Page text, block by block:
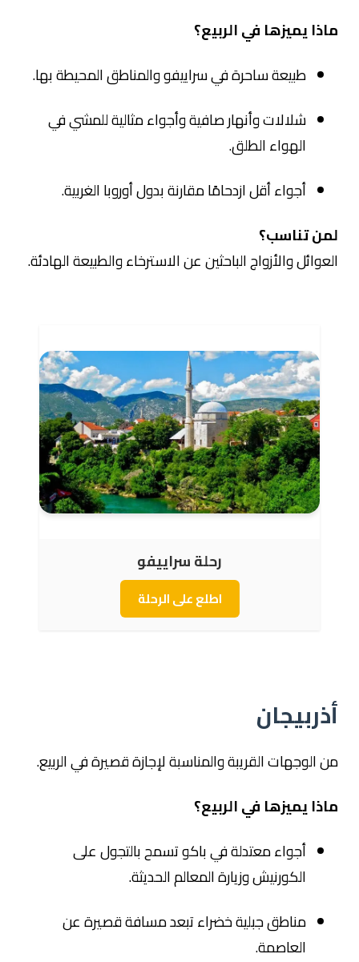
ماذا يميزها في الربيع؟
طبيعة ساحرة فيسراييفووالمناطق المحيطة بها.
شلالات وأنهار صافية وأجواء مثالية للمشي في
الهواء الطلق.
أجواء أقل ازدحامًا مقارنة بدول أوروبا الغربية.
لمن تناسب؟
العوائل والأزواج الباحثين عن الاسترخاء والطبيعة الهادئة.
رحلة سراييفو
اطلع على الرحلة
أذربيجان
من الوجهات القريبة والمناسبة لإجازة قصيرة في الربيع.
ماذا يميزها في الربيع؟
أجواء معتدلة فيباكوتسمح بالتجول على
الكورنيش وزيارة المعالم الحديثة.
مناطق جبلية خضراء تبعد مسافة قصيرة عن
العاصمة.